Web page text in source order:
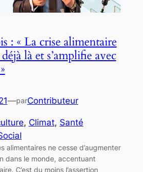
: « La crise alimentaire
là et s’amplifie avec
—parContributeur
, Climat, Santé
alimentaires ne cesse d’augmenter
dans le monde, accentuant
C’est du moins l’assertion